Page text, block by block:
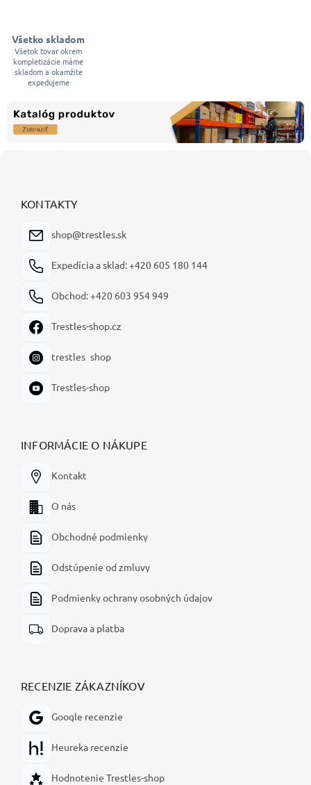
Všetko skladom
Všetok tovar okrem
kompletizácie máme
skladom a okamžite
expedujeme
KONTAKTY
shop@trestles.sk
Expedícia a sklad: +420 605 180 144
Obchod: +420 603 954 949
Trestles-shop.cz
trestles_shop
Trestles-shop
INFORMÁCIE O NÁKUPE
Kontakt
O nás
Obchodné podmienky
Odstúpenie od zmluvy
Podmienky ochrany osobných údajov
Doprava a platba
RECENZIE ZÁKAZNÍKOV
Google recenzie
Heureka recenzie
Hodnotenie Trestles-shop